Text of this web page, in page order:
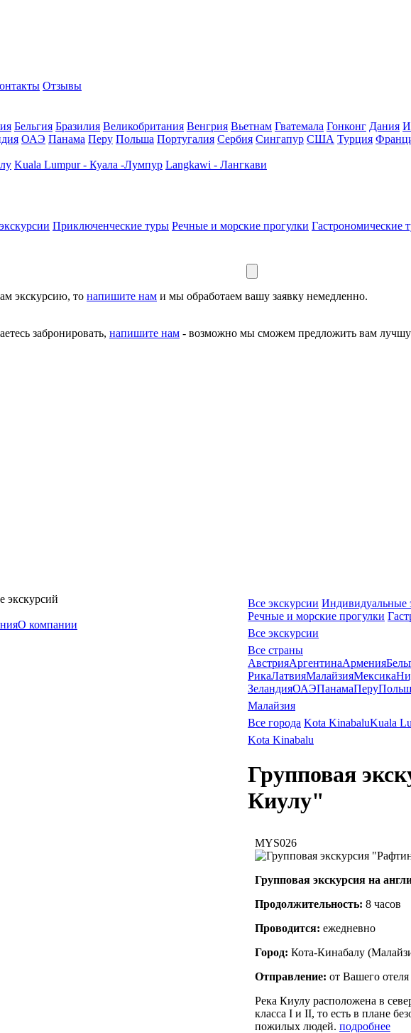
Отзывы
Бельгия Бразилия Великобритания Венгрия Вьетнам Гватемала Гонконг Дания
ОАЭ Панама Перу Польша Португалия Сербия Сингапур США Турция
Kuala Lumpur - Куала -Лумпур Langkawi - Лангкави
Приключенческие туры Речные и морские прогулки Гастрономические
экскурсию, то напишите нам и мы обработаем вашу заявку немедленно.
забронировать, напишите нам - возможно мы сможем предложить вам
Все экскурсии Индивидуальные
Речные и морские прогулки
Все экскурсии
Все страны
АвстрияАргентинаАрмения
РикаЛатвияМалайзияМексика
ЗеландияОАЭПанамаПеру
Малайзия
Все города Kota KinabaluKuala
Kota Kinabalu
Групповая
Киулу"
MYS026
Групповая экскурсия на
Продолжительность: 8 часов
Проводится: ежедневно
Город: Кота-Кинабалу (
Отправление: от Вашего отеля
Река Киулу расположена в
класса I и II, то есть в плане
пожилых людей. подробнее
экскурсий
О компании